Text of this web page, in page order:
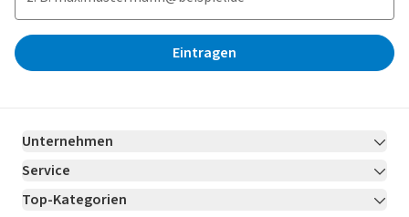
Eintragen
Unternehmen
Über LeasingMarkt.de
Karriere Jetzt bewerben!
Service
Kontakt
Top-Kategorien